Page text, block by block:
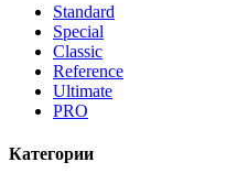
Standard
Special
Classic
Reference
Ultimate
PRO
Категории